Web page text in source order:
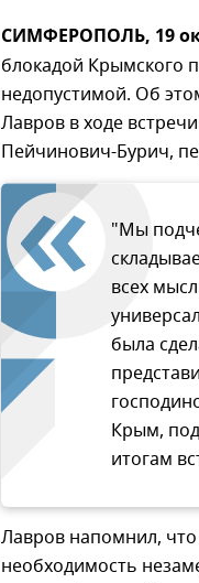
СИМФЕРОПОЛЬ, 19
блокадой Крымского
недопустимой. Об
Лавров в ходе
Пейчинович-Бурич,
"Мы
всех
была
Крым,
итогам
Лавров напомнил,
необходимость